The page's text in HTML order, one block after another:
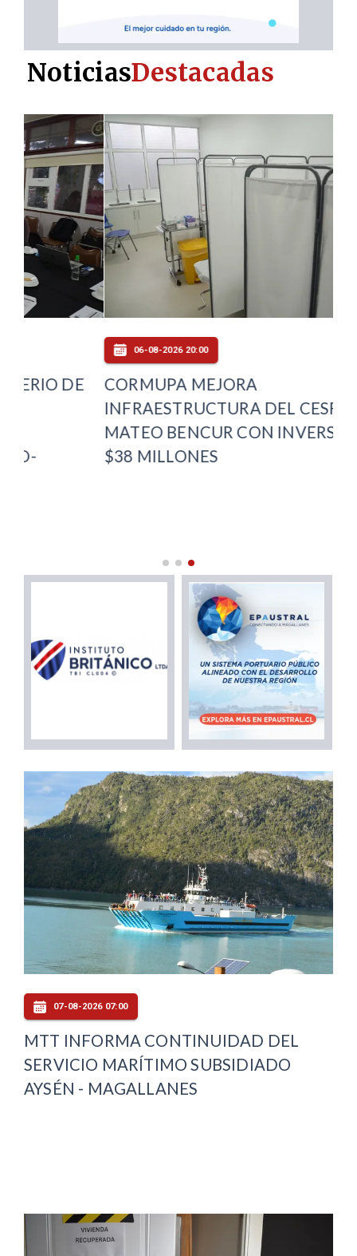
06-08-2026 20:00
CORMUPA MEJORA
INFRAESTRUCTURA DEL CESFAM
MATEO BENCUR CON INVERSIÓN DE
$38 MILLONES
NoticiasDestacadas
07-08-2026 07:00
MTT INFORMA CONTINUIDAD DEL
SERVICIO MARÍTIMO SUBSIDIADO
AYSÉN - MAGALLANES